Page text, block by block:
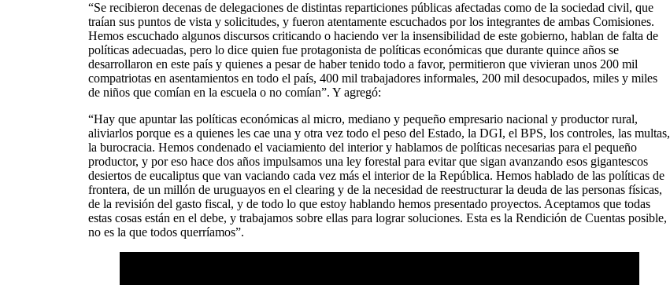
“Se recibieron decenas de delegaciones de distintas reparticiones públicas afectadas como de la sociedad civil, que
traían sus puntos de vista y solicitudes, y fueron atentamente escuchados por los integrantes de ambas Comisiones.
Hemos escuchado algunos discursos criticando o haciendo ver la insensibilidad de este gobierno, hablan de falta de
políticas adecuadas, pero lo dice quien fue protagonista de políticas económicas que durante quince años se
desarrollaron en este país y quienes a pesar de haber tenido todo a favor, permitieron que vivieran unos 200 mil
compatriotas en asentamientos en todo el país, 400 mil trabajadores informales, 200 mil desocupados, miles y miles
de niños que comían en la escuela o no comían”. Y agregó:
“Hay que apuntar las políticas económicas al micro, mediano y pequeño empresario nacional y productor rural,
aliviarlos porque es a quienes les cae una y otra vez todo el peso del Estado, la DGI, el BPS, los controles, las multas,
la burocracia. Hemos condenado el vaciamiento del interior y hablamos de políticas necesarias para el pequeño
productor, y por eso hace dos años impulsamos una ley forestal para evitar que sigan avanzando esos gigantescos
desiertos de eucaliptus que van vaciando cada vez más el interior de la República. Hemos hablado de las políticas de
frontera, de un millón de uruguayos en el clearing y de la necesidad de reestructurar la deuda de las personas físicas,
de la revisión del gasto fiscal, y de todo lo que estoy hablando hemos presentado proyectos. Aceptamos que todas
estas cosas están en el debe, y trabajamos sobre ellas para lograr soluciones. Esta es la Rendición de Cuentas posible,
no es la que todos querríamos”.